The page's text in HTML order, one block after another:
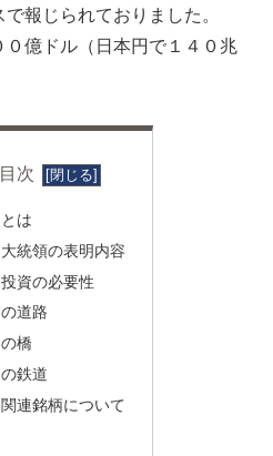
報じられておりました。
億ドル（日本円で１４０兆
目次
は
統領の表明内容
資の必要性
道路
橋
鉄道
連銘柄について